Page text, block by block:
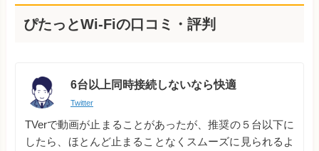
ぴたっとWi-Fiの口コミ・評判
6台以上同時接続しないなら快適
Twitter
TVerで動画が止まることがあったが、推奨の５台以下に
したら、ほとんど止まることなくスムーズに見られるよ